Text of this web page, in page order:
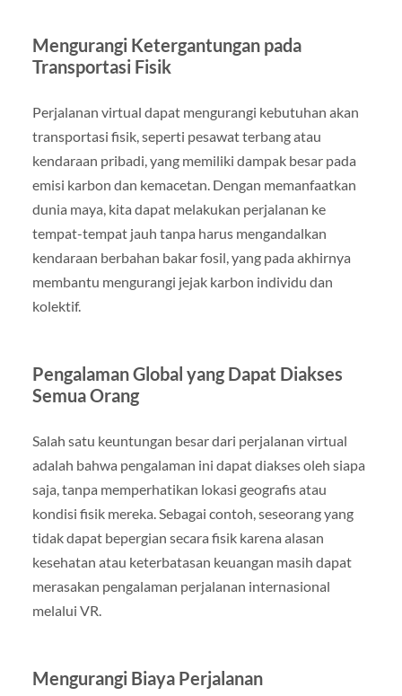
Mengurangi Ketergantungan pada
Transportasi Fisik
Perjalanan virtual dapat mengurangi kebutuhan akan
transportasi fisik, seperti pesawat terbang atau
kendaraan pribadi, yang memiliki dampak besar pada
emisi karbon dan kemacetan. Dengan memanfaatkan
dunia maya, kita dapat melakukan perjalanan ke
tempat-tempat jauh tanpa harus mengandalkan
kendaraan berbahan bakar fosil, yang pada akhirnya
membantu mengurangi jejak karbon individu dan
kolektif.
Pengalaman Global yang Dapat Diakses
Semua Orang
Salah satu keuntungan besar dari perjalanan virtual
adalah bahwa pengalaman ini dapat diakses oleh siapa
saja, tanpa memperhatikan lokasi geografis atau
kondisi fisik mereka. Sebagai contoh, seseorang yang
tidak dapat bepergian secara fisik karena alasan
kesehatan atau keterbatasan keuangan masih dapat
merasakan pengalaman perjalanan internasional
melalui VR.
Mengurangi Biaya Perjalanan